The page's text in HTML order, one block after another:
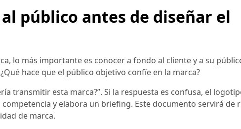
público antes de diseñar el
lo más importante es conocer a fondo al cliente y a su
hace que el público objetivo confíe en la marca?
transmitir esta marca?”. Si la respuesta es confusa, el
y elabora un briefing. Este documento servirá de
de marca.